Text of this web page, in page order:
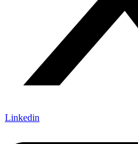
Linkedin